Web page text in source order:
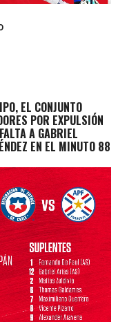
EL CONJUNTO
POR EXPULSIÓN
A GABRIEL
EN EL MINUTO 88